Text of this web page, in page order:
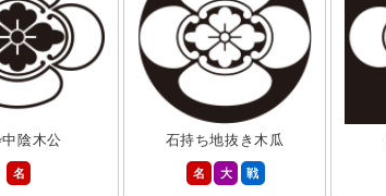
陰木公
名
石持ち地抜き木瓜
名
大 戦